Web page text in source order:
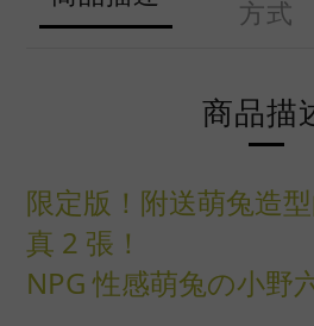
方式
商品描
限定版！附送萌兔造
真 2 張！
NPG 性感萌兔の小野